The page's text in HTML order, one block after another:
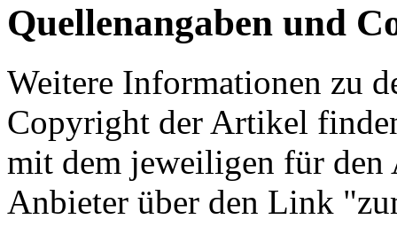
Quellenangaben und
Weitere Informationen zu
Copyright der Artikel
mit dem jeweiligen für
Anbieter über den Link